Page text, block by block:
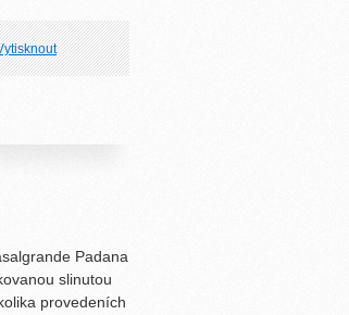
Padana
slinutou
provedeních